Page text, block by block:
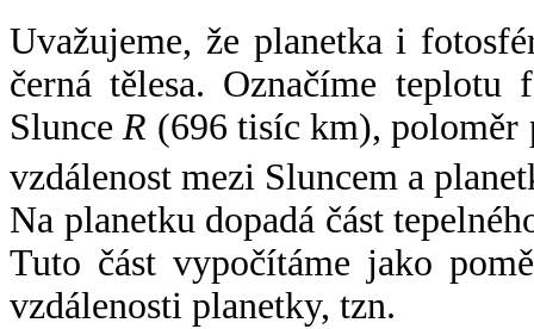
Uvažujeme, že planetka i
černá tělesa. Označíme
SlunceR (696 tisíc km),
vzdálenost mezi Sluncem a
Na planetku dopadá část
Tuto část vypočítáme jako
vzdálenosti planetky, tzn.